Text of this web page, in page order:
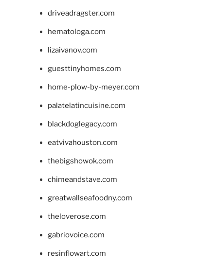
driveadragster.com
hematologa.com
lizaivanov.com
guesttinyhomes.com
home-plow-by-meyer.com
palatelatincuisine.com
blackdoglegacy.com
eatvivahouston.com
thebigshowok.com
chimeandstave.com
greatwallseafoodny.com
theloverose.com
gabriovoice.com
resinflowart.com